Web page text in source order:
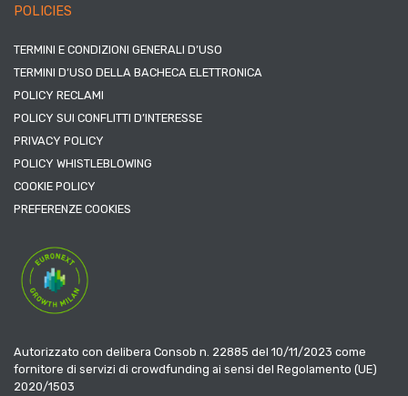
POLICIES
TERMINI E CONDIZIONI GENERALI D’USO
TERMINI D’USO DELLA BACHECA ELETTRONICA
POLICY RECLAMI
POLICY SUI CONFLITTI D’INTERESSE
PRIVACY POLICY
POLICY WHISTLEBLOWING
COOKIE POLICY
PREFERENZE COOKIES
Autorizzato con delibera Consob n. 22885 del 10/11/2023 come
fornitore di servizi di crowdfunding ai sensi del Regolamento (UE)
2020/1503